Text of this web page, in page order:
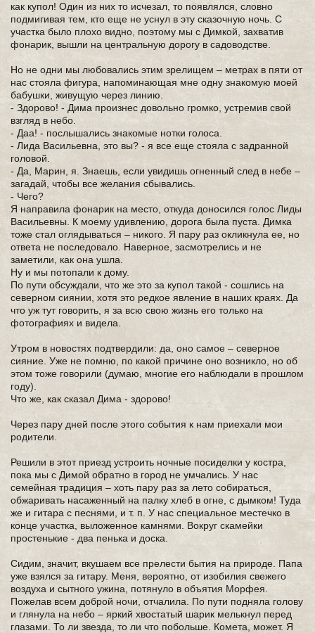
как купол! Один из них то исчезал, то появлялся, словно
подмигивая тем, кто еще не уснул в эту сказочную ночь. С
участка было плохо видно, поэтому мы с Димкой, захватив
фонарик, вышли на центральную дорогу в садоводстве.
Но не одни мы любовались этим зрелищем – метрах в пяти от
нас стояла фигура, напоминающая мне одну знакомую моей
бабушки, живущую через линию.
- Здорово! - Дима произнес довольно громко, устремив свой
взгляд в небо.
- Даа! - послышались знакомые нотки голоса.
- Лида Васильевна, это вы? - я все еще стояла с задранной
головой.
- Да, Марин, я. Знаешь, если увидишь огненный след в небе –
загадай, чтобы все желания сбывались.
- Чего?
Я направила фонарик на место, откуда доносился голос Лиды
Васильевны. К моему удивлению, дорога была пуста. Димка
тоже стал оглядываться – никого. Я пару раз окликнула ее, но
ответа не последовало. Наверное, засмотрелись и не
заметили, как она ушла.
Ну и мы потопали к дому.
По пути обсуждали, что же это за купол такой - сошлись на
северном сиянии, хотя это редкое явление в наших краях. Да
что уж тут говорить, я за всю свою жизнь его только на
фотографиях и видела.
Утром в новостях подтвердили: да, оно самое – северное
сияние. Уже не помню, по какой причине оно возникло, но об
этом тоже говорили (думаю, многие его наблюдали в прошлом
году).
Что же, как сказал Дима - здорово!
Через пару дней после этого события к нам приехали мои
родители.
Решили в этот приезд устроить ночные посиделки у костра,
пока мы с Димой обратно в город не умчались. У нас
семейная традиция – хоть пару раз за лето собираться,
обжаривать насаженный на палку хлеб в огне, с дымком! Туда
же и гитара с песнями, и т. п. У нас специальное местечко в
конце участка, выложенное камнями. Вокруг скамейки
простенькие - два пенька и доска.
Сидим, значит, вкушаем все прелести бытия на природе. Папа
уже взялся за гитару. Меня, вероятно, от изобилия свежего
воздуха и сытного ужина, потянуло в объятия Морфея.
Пожелав всем доброй ночи, отчалила. По пути подняла голову
и глянула на небо – яркий хвостатый шарик мелькнул перед
глазами. То ли звезда, то ли что побольше. Комета, может. Я